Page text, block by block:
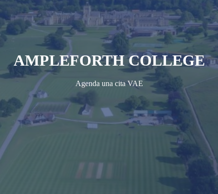
AMPLEFORTH COLLEGE
Agenda una cita VAE